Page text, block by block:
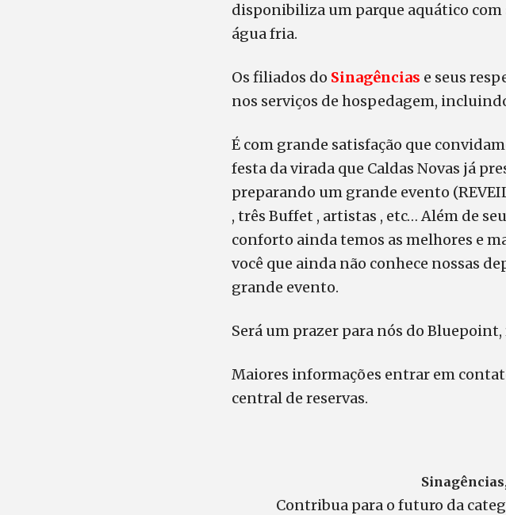
disponibiliza um parque aquático com
água fria.
Os filiados do Sinagências e seus
nos serviços de hospedagem,
É com grande satisfação que
festa da virada que Caldas Novas já
preparando um grande evento
, três Buffet , artistas , etc… Além de
conforto ainda temos as melhores e
você que ainda não conhece nossas
grande evento.
Será um prazer para nós do
Maiores informações entrar em
central de reservas.
Contribua para o futuro da